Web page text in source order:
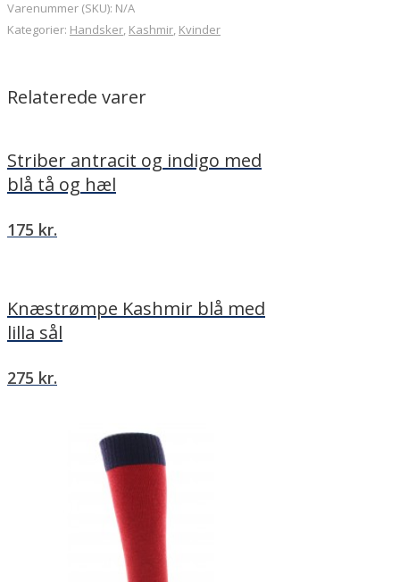
vulkanrød
med
antal
Varenummer (SKU): N/A
Kategorier: Handsker, Kashmir, Kvinder
Relaterede varer
Striber antracit og indigo med
blå tå og hæl
175 kr.
Knæstrømpe Kashmir blå med
lilla sål
275 kr.